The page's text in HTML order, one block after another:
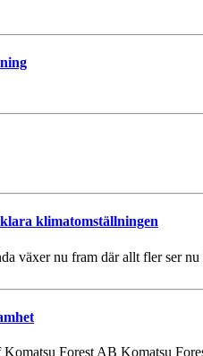
klimatomställningen
växer nu fram där allt fler ser
Forest AB Komatsu